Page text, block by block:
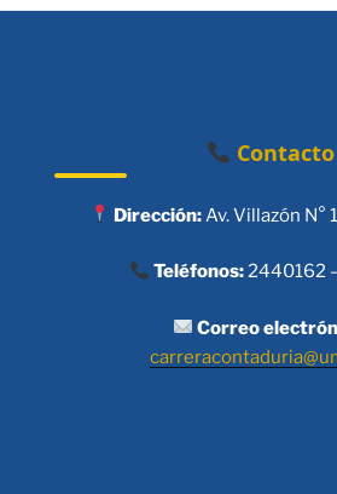
Contacto
Dirección:Av. Villazón N°
Teléfonos:2440162
Correo